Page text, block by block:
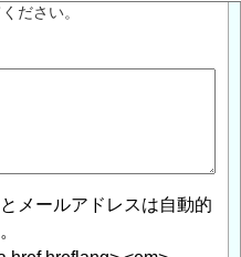
ださい。
メールアドレスは自動的